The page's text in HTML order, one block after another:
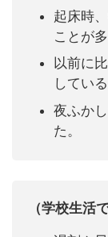
起床時
ことが
以前に
してい
夜ふか
た。
（学校生活